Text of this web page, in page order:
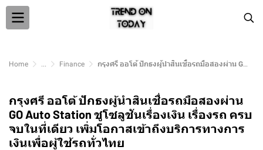
Home ... Finance กรุงศรี ออโต้ ปักธงผู้นำสินเชื่อรถมือสองผ่าน GO Auto Station ชูโซลูชันเรื่องเงิน เรื่องรถ ครบจบในที่เดียว เพิ่มโอกาสเข้าถึงบริการทางการเงินเพื่อผู้ใช้รถทั่วไทย
กรุงศรี ออโต้ ปักธงผู้นำสินเชื่อรถมือสองผ่าน
GO Auto Station ชูโซลูชันเรื่องเงิน เรื่องรถ ครบ
จบในที่เดียว เพิ่มโอกาสเข้าถึงบริการทางการ
เงินเพื่อผู้ใช้รถทั่วไทย